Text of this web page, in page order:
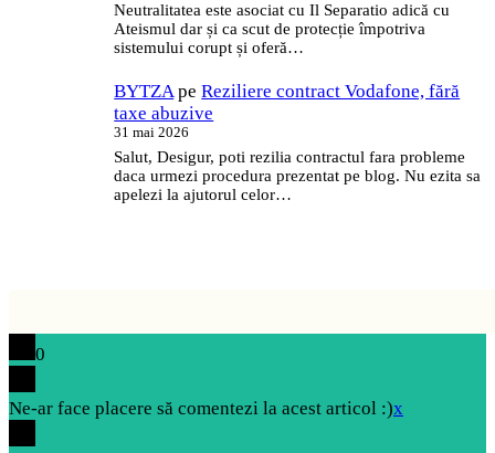
Neutralitatea este asociat cu Il Separatio adică cu
Ateismul dar și ca scut de protecție împotriva
sistemului corupt și oferă…
BYTZApeReziliere contract Vodafone, fără
taxe abuzive
31 mai 2026
Salut, Desigur, poti rezilia contractul fara probleme
daca urmezi procedura prezentat pe blog. Nu ezita sa
apelezi la ajutorul celor…
0
Ne-ar face placere să comentezi la acest articol :)x